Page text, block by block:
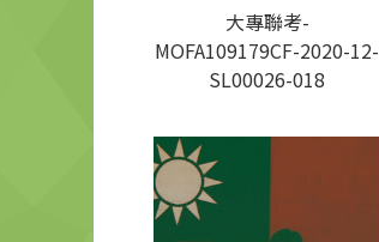
大專聯考-
MOFA109179CF-2020-12-
SL00026-018